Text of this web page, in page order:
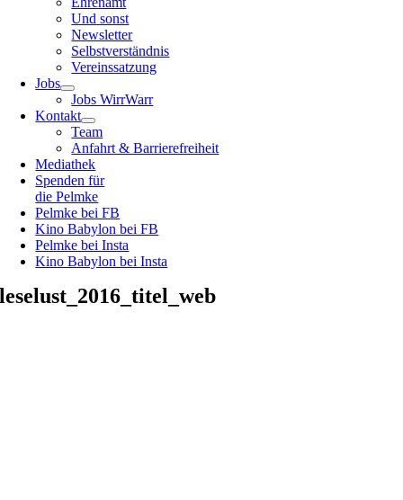
Und sonst
Newsletter
Selbstverständnis
Vereinssatzung
Jobs
Jobs WirrWarr
Kontakt
Team
Anfahrt & Barrierefreiheit
Mediathek
Spenden für
die Pelmke
Pelmke bei FB
Kino Babylon bei FB
Pelmke bei Insta
Kino Babylon bei Insta
leselust_2016_titel_web